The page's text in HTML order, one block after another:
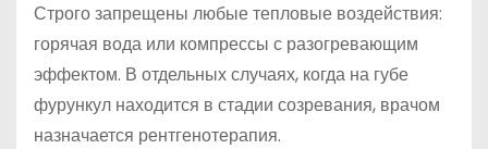
Строго запрещены любые тепловые воздействия:
горячая вода или компрессы с разогревающим
эффектом. В отдельных случаях, когда на губе
фурункул находится в стадии созревания, врачом
назначается рентгенотерапия.